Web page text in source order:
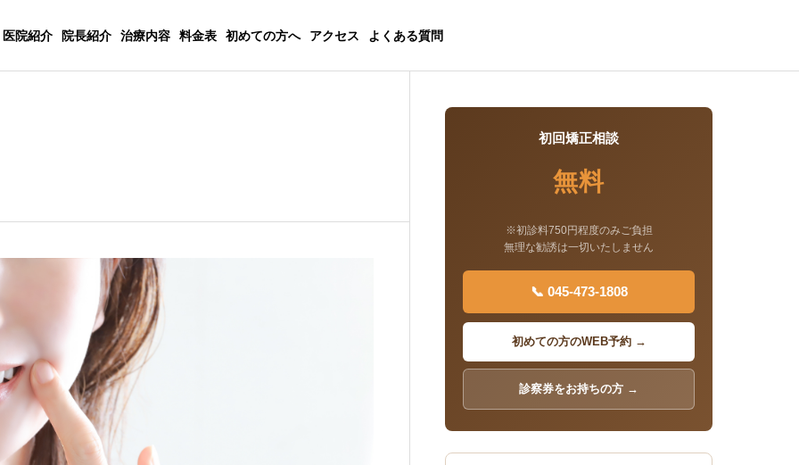
医院紹介 院長紹介 治療内容 料金表 初めての方へ アクセス よくある質問
初回矯正相談
無料
※初診料750円程度のみご負担
無理な勧誘は一切いたしません
📞 045-473-1808
初めての方のWEB予約 →
診察券をお持ちの方 →